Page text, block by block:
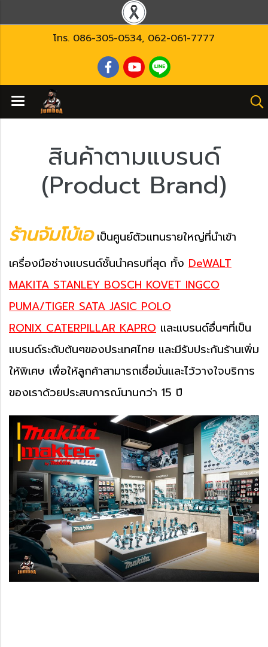
โทร. 086-305-0534, 062-061-7777
สินค้าตามแบรนด์
(Product Brand)
ร้านจัมโบ้เอเป็นศูนย์ตัวแทนรายใหญ่ที่นำเข้า
เครื่องมือช่างแบรนด์ชั้นนำครบที่สุด ทั้ง DeWALT
MAKITA STANLEY BOSCH KOVET INGCO
PUMA/TIGER SATA JASIC POLO
RONIX CATERPILLAR KAPRO และแบรนด์อื่นๆที่เป็น
แบรนด์ระดับต้นๆของประเทศไทย และมีรับประกันร้านเพิ่ม
ให้พิเศษ เพื่อให้ลูกค้าสามารถเชื่อมั่นและไว้วางใจบริการ
ของเราด้วยประสบการณ์นานกว่า 15 ปี